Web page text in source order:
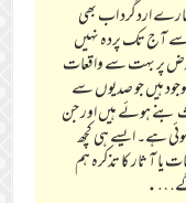
اردگرد اب بھی
آج تک پردہ نہیں
پر بہت سے واقعات
ہیں جو صدیوں سے
بنے ہوئے ہیں اور جن
ہے۔ ایسے ہی کچھ
آ ثار کا تذکرہ ہم
گے….